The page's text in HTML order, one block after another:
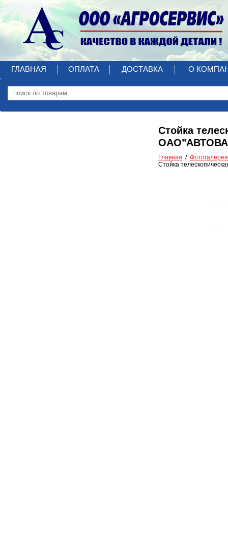
ГЛАВНАЯ ОПЛАТА ДОСТАВКА О
Стойка
Главная
Фотогалерея
Стойка